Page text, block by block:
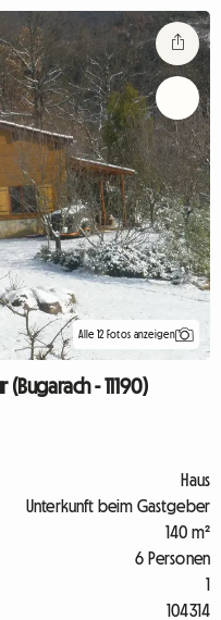
Alle 12 Fotos anzeigen
- 11190)
Haus
Unterkunft beim Gastgeber
140 m²
6 Personen
1
104314